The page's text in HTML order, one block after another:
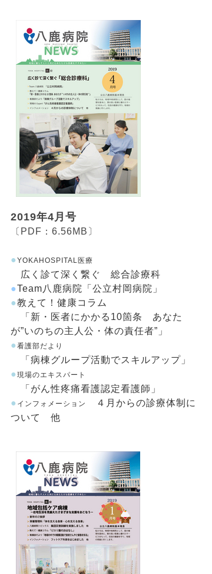
2019年4月号
〔PDF：6.56MB〕
● YOKAHOSPITAL医療
広く診て深く繋ぐ 総合診療科
●Team八鹿病院「公立村岡病院」
●教えて！健康コラム
「新・医者にかかる10箇条 あなた
が”いのちの主人公・体の責任者”」
● 看護部だより
「病棟グループ活動でスキルアップ」
● 現場のエキスパート
「がん性疼痛看護認定看護師」
● インフォメーション
４月からの診療体制に
ついて 他